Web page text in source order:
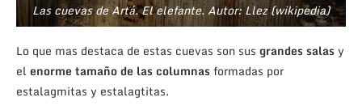
Las cuevas de Artá. El elefante. Autor: Llez (wikipedia)
Lo que mas destaca de estas cuevas son sus grandes salasy
el enorme tamaño de las columnasformadas por
estalagmitas y estalagtitas.